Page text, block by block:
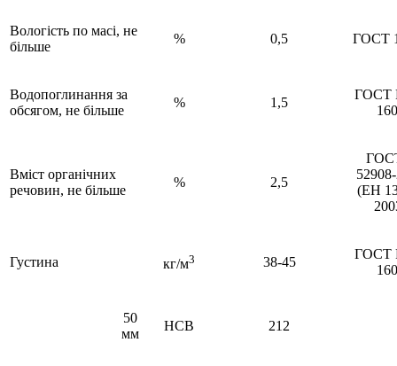
Вологість по масі, не
більше
% 0,5 ГОСТ
Водопоглинання за
обсягом, не більше
% 1,5
ГОСТ
Вміст органічних
речовин, не більше
% 2,5
(ЕН
Густина кг/м3 38-45
ГОСТ
50
мм
НСВ 212